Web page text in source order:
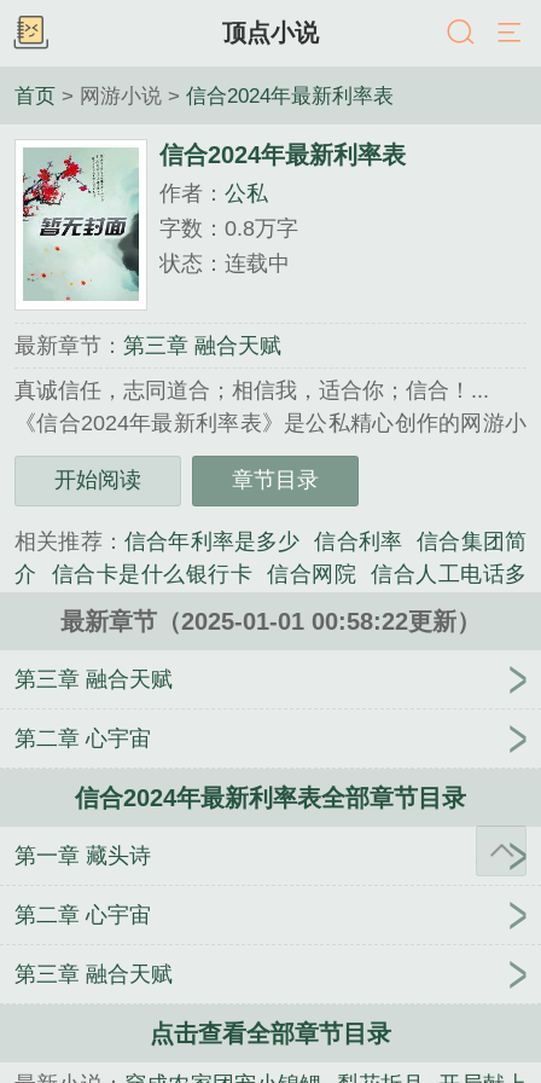
顶点小说
首页 > 网游小说 > 信合2024年最新利率表
信合2024年最新利率表
作者： 公私
字数：0.8万字
状态：连载中
最新章节： 第三章 融合天赋
真诚信任，志同道合；相信我，适合你；信合！...
《信合2024年最新利率表》是公私精心创作的网游小
说类小说。
开始阅读
章节目录
相关推荐： 信合年利率是多少 信合利率
信合集团简
介
信合卡是什么银行卡 信合网院 信合人工电话多
信合人工客服电话是多少号 信合高铁 信合和秦
农银行一样吗
信合几点上班时间
信合投诉电话是多
少
信合客服电话24小时人工服务
信合援生物制药有
合商厦
信合的存款利息是多少
信合开户行怎么查
信合秦e贷 中国信合app 信合定期利息2024年最
是多少
信合贷款到期还不上怎么办
信合存款利率是
多少
信合集团董事长简介
信合财富最新
消息新闻报道
信合
三年定期存款利率是多少
信合收款码
信合卡可以在其他银行取钱吗
最新章节（2025-01-01 00:58:22更新）
第三章 融合天赋
第二章 心宇宙
信合2024年最新利率表全部章节目录
第一章 藏头诗
第二章 心宇宙
第三章 融合天赋
点击查看全部章节目录